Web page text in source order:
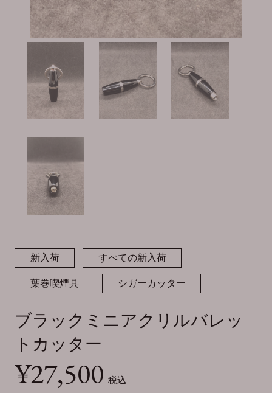
新入荷 すべての新入荷
葉巻喫煙具 シガーカッター
ブラックミニアクリルバレッ
トカッター
¥27,500 税込